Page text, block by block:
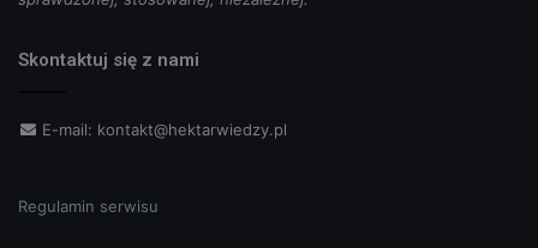
Skontaktuj się z nami
E-mail: kontakt@hektarwiedzy.pl
Regulamin serwisu